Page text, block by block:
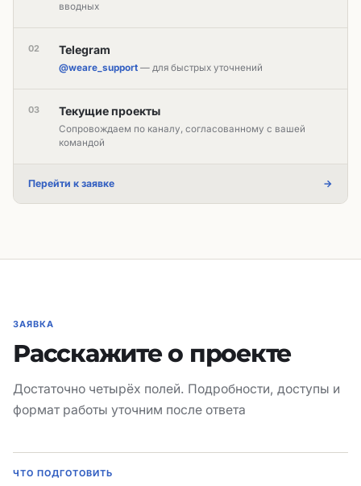
вводных
02 Telegram
@weare_support— для быстрых уточнений
03 Текущие проекты
Сопровождаем по каналу, согласованному с вашей
командой
Перейти к заявке →
ЗАЯВКА
Расскажите о проекте
Достаточно четырёх полей. Подробности, доступы и
формат работы уточним после ответа
ЧТО ПОДГОТОВИТЬ